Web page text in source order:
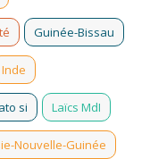
Guinée-Bissau
Inde
si Laïcs MdI
Nouvelle-Guinée